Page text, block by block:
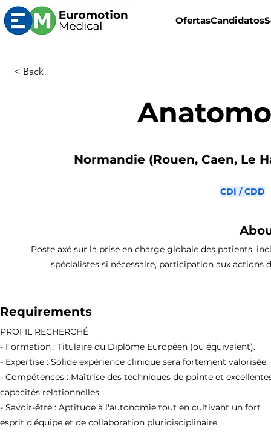
OfertasCandidatos
< Back
Normandie (Rouen, Caen, Le
CDI / CDD
Poste axé sur la prise en charge globale des patients,
spécialistes si nécessaire, participation aux
Requirements
PROFIL RECHERCHÉ
- Formation : Titulaire du Diplôme Européen (ou équivalent).
- Expertise : Solide expérience clinique sera fortement valorisée.
- Compétences : Maîtrise des techniques de pointe et
capacités relationnelles.
- Savoir-être : Aptitude à l'autonomie tout en cultivant un fort
esprit d'équipe et de collaboration pluridisciplinaire.